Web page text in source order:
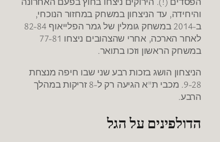
והיחידה, עד הניצחון במשחק במחזור הנוכחי,
ב-2014 במשחק גומלין של גמר הפלייאוף 82-84
לאחר הארכה, אחרי שהצהובים ניצחו 77-81
במשחק הראשון וזכו בתואר.
הניצחון הושג בזכות רבע שני שבו חיפה מנצחת
9-28. מכבי ת"א הגיעה רק ל-8 זריקות במהלך
הרבע.
הדולפינים על הגל